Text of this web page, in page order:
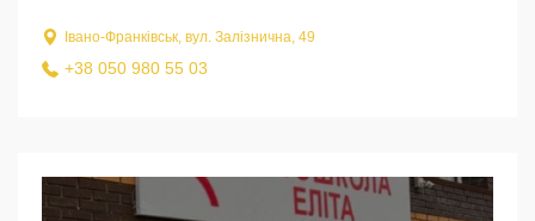
Івано-Франківськ, вул. Залізнична, 49
+38 050 980 55 03